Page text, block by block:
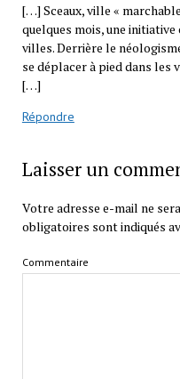
[…] Sceaux, ville «
quelques mois, une
villes. Derrière le
se déplacer à pied dans les
[…]
Répondre
Laisser un
Votre adresse e-mail ne
obligatoires sont indiqués
Commentaire